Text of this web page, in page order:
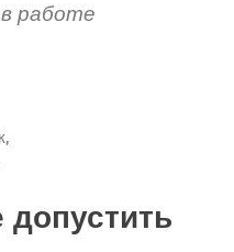
работе
допустить